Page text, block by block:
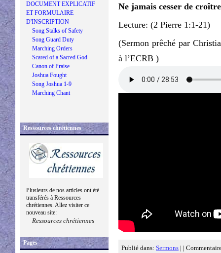
DOCUMENT EXPLICATIF
ET FORMULAIRE
D'INSCRIPTION
Song Stalks of Safety
Song Guard Duty
Marching Orders
Scared of a Sacred God
Canon of Praise
Joshua Fought
Song Joshua 1-9
Marching Chant
Ressources chrétiennes
Plusieurs de nos articles ont été
transférés à Ressources
chrétiennes. Allez visiter ce
nouveau site:
Ressources chrétiennes
Pages
Ne jamais cesser de
Lecture: (2 Pierre 1:1-21)
(Sermon prêché par
à l’ECRB )
Publié dans: Sermons | |